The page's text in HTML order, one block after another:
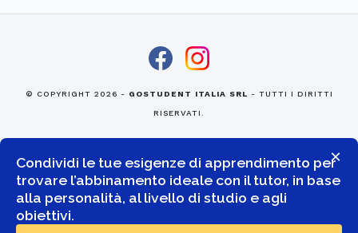
×
Condividi le tue esigenze di apprendimento per
trovare l’abbinamento ideale con il tutor, in base
alla personalità, al livello di studio e agli
obiettivi.
© COPYRIGHT 2026 - GOSTUDENT ITALIA SRL - TUTTI I DIRITTI
RISERVATI.